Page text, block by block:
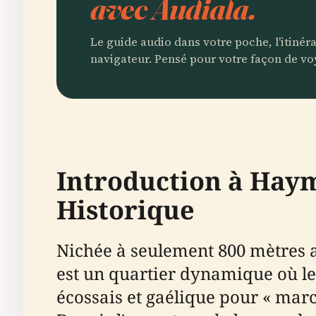
avec Audiala.
Le guide audio dans votre poche,
navigateur. Pensé pour votre façon de
Introduction à
Historique
Nichée à seulement 800
est un quartier dynamique où
écossais et gaélique pour «